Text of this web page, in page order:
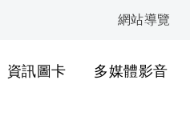
:::
網站導覽
資訊圖卡 多媒體影音